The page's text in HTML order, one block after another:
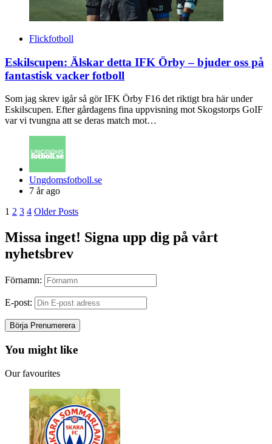
Flickfotboll
Eskilscupen: Älskar detta IFK Örby – bjuder oss på
fantastisk vacker fotboll
Som jag skrev igår så gör IFK Örby F16 det riktigt bra här under
Eskilscupen. Efter gårdagens fina uppvisning mot Skogstorps GoIF
var vi tvungna att se deras match mot…
Posted
by
Ungdomsfotboll.se
7 år ago
Posts
navigation
1 2 3 4 Older Posts
Missa inget! Signa upp dig på vårt
nyhetsbrev
Förnamn:
E-post:
You might like
Our favourites